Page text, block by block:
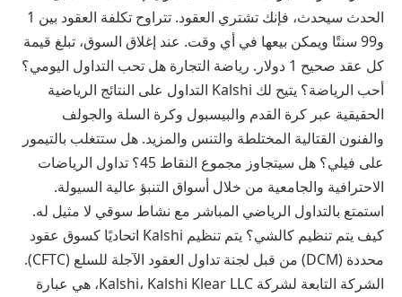
الحدث سيحدث، فإنك تشتري العقود. تتراوح تكلفة العقود بين 1
و99 سنتًا ويمكن بيعها في أي وقت. عند إغلاق السوق، تبلغ قيمة
كل عقد صحيح 1 دولار. رياضة التجارة هل تحب التداول اليومي؟
أحب الرياضة؟ يتيح لك Kalshi التداول على النتائج الرياضية
الحقيقية عبر كرة القدم والبيسبول وكرة السلة والجولف
والفنون القتالية المختلطة والتنس والمزيد. هل ستتغلب بالتيمور
على فيلي؟ هل سيتجاوز مجموع النقاط 45؟ تداول الرياضات
الاحترافية والجامعية من خلال أسواق التنبؤ عالية السيولة.
استمتع بالتداول الرياضي المباشر مع نشاط سوقي لا مثيل له.
كيف يتم تنظيم كالشي؟ يتم تنظيم Kalshi اتحاديًا كسوق عقود
محددة (DCM) من قبل لجنة تداول العقود الآجلة للسلع (CFTC).
الشركة التابعة لشركة Kalshi، Kalshi Klear LLC، هي عبارة